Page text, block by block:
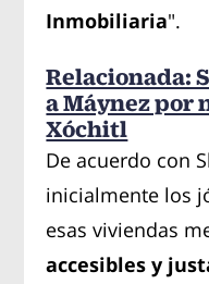
Inmobiliaria".
Relacionada:
a Máynez por
Xóchitl
De acuerdo con
inicialmente los
esas viviendas
accesibles y